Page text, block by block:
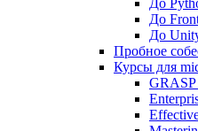
До
До
До
Пробное
Курсы для
GRASP